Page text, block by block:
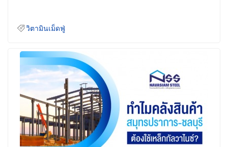
วิตามินเม็ดฟู่